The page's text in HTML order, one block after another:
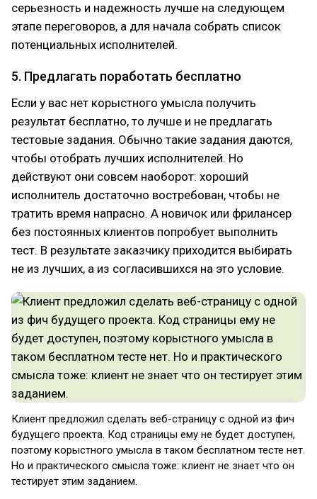
серьезность и надежность лучше на следующем
этапе переговоров, а для начала собрать список
потенциальных исполнителей.
5. Предлагать поработать бесплатно
Если у вас нет корыстного умысла получить
результат бесплатно, то лучше и не предлагать
тестовые задания. Обычно такие задания даются,
чтобы отобрать лучших исполнителей. Но
действуют они совсем наоборот: хороший
исполнитель достаточно востребован, чтобы не
тратить время напрасно. А новичок или фрилансер
без постоянных клиентов попробует выполнить
тест. В результате заказчику приходится выбирать
не из лучших, а из согласившихся на это условие.
Клиент предложил сделать веб-страницу с одной из фич
будущего проекта. Код страницы ему не будет доступен,
поэтому корыстного умысла в таком бесплатном тесте нет.
Но и практического смысла тоже: клиент не знает что он
тестирует этим заданием.